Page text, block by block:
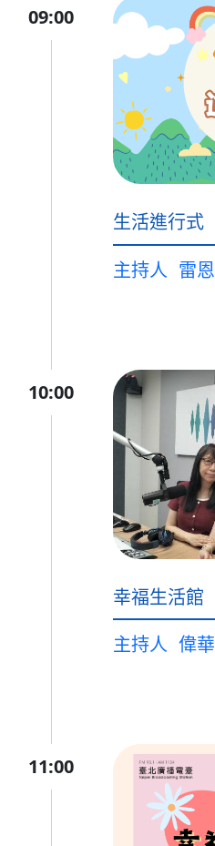
09:00
生活進行式
主持人 雷恩
10:00
幸福生活館
主持人 偉華
11:00